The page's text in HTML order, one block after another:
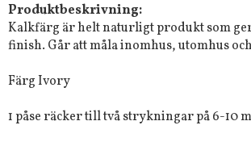
Produktbeskrivning:
Kalkfärg är helt naturligt produkt som
finish. Går att måla inomhus, utomhus
Färg Ivory
1 påse räcker till två strykningar på 6-10